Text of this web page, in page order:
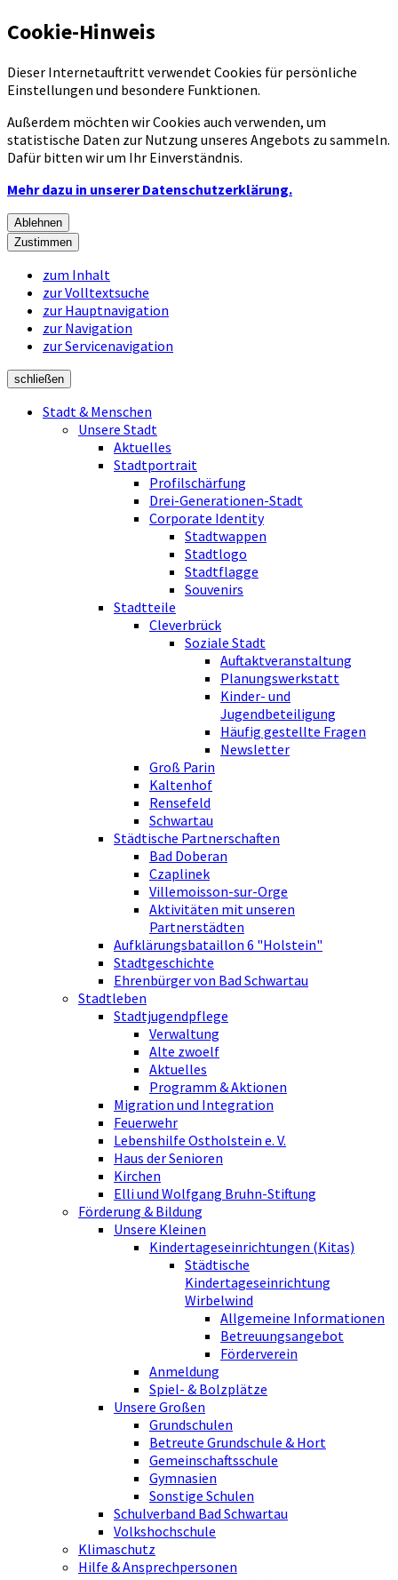
Cookie-Hinweis
Dieser Internetauftritt verwendet Cookies für persönliche
Einstellungen und besondere Funktionen.
Außerdem möchten wir Cookies auch verwenden, um
statistische Daten zur Nutzung unseres Angebots zu sammeln.
Dafür bitten wir um Ihr Einverständnis.
Mehr dazu in unserer Datenschutzerklärung.
Ablehnen
Zustimmen
zum Inhalt
zur Volltextsuche
zur Hauptnavigation
zur Navigation
zur Servicenavigation
schließen
Stadt & Menschen
Unsere Stadt
Aktuelles
Stadtportrait
Profilschärfung
Drei-Generationen-Stadt
Corporate Identity
Stadtwappen
Stadtlogo
Stadtflagge
Souvenirs
Stadtteile
Cleverbrück
Soziale Stadt
Auftaktveranstaltung
Planungswerkstatt
Kinder- und
Jugendbeteiligung
Häufig gestellte Fragen
Newsletter
Groß Parin
Kaltenhof
Rensefeld
Schwartau
Städtische Partnerschaften
Bad Doberan
Czaplinek
Villemoisson-sur-Orge
Aktivitäten mit unseren
Partnerstädten
Aufklärungsbataillon 6 "Holstein"
Stadtgeschichte
Ehrenbürger von Bad Schwartau
Stadtleben
Stadtjugendpflege
Verwaltung
Alte zwoelf
Aktuelles
Programm & Aktionen
Migration und Integration
Feuerwehr
Lebenshilfe Ostholstein e. V.
Haus der Senioren
Kirchen
Elli und Wolfgang Bruhn-Stiftung
Förderung & Bildung
Unsere Kleinen
Kindertageseinrichtungen (Kitas)
Städtische
Kindertageseinrichtung
Wirbelwind
Allgemeine Informationen
Betreuungsangebot
Förderverein
Anmeldung
Spiel- & Bolzplätze
Unsere Großen
Grundschulen
Betreute Grundschule & Hort
Gemeinschaftsschule
Gymnasien
Sonstige Schulen
Schulverband Bad Schwartau
Volkshochschule
Klimaschutz
Hilfe & Ansprechpersonen